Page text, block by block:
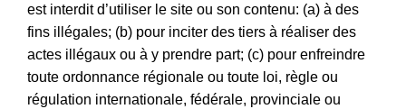
est interdit d’utiliser le site ou son contenu: (a) à des
fins illégales; (b) pour inciter des tiers à réaliser des
actes illégaux ou à y prendre part; (c) pour enfreindre
toute ordonnance régionale ou toute loi, règle ou
régulation internationale, fédérale, provinciale ou